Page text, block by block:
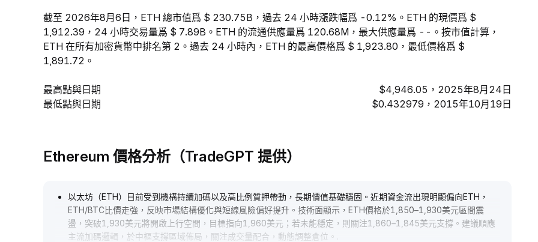
截至 2026年8月6日，ETH 總市值爲 $ 230.75B，過去 24 小時漲跌幅爲 -0.12%。ETH 的現價爲 $
1,912.39，24 小時交易量爲 $ 7.89B。ETH 的流通供應量爲 120.68M，最大供應量爲 --。按市值計算，
ETH 在所有加密貨幣中排名第 2。過去 24 小時內，ETH 的最高價格爲 $ 1,923.80，最低價格爲 $
1,891.72。
最高點與日期
$4,946.05，2025年8月24日
最低點與日期
$0.432979，2015年10月19日
Ethereum 價格分析（TradeGPT 提供）
以太坊（ETH）目前受到機構持續加碼以及高比例質押帶動，長期價值基礎穩固。近期資金流出現明顯偏向ETH，
ETH/BTC比價走強，反映市場結構優化與短線風險偏好提升。技術面顯示，ETH價格於1,850–1,930美元區間震
盪，突破1,930美元將開啟上行空間，目標指向1,960美元；若未能穩定，則關注1,860–1,845美元支撐。建議順應
主流加碼邏輯，於中樞支撐區域佈局，關注成交量配合，動態調整倉位。